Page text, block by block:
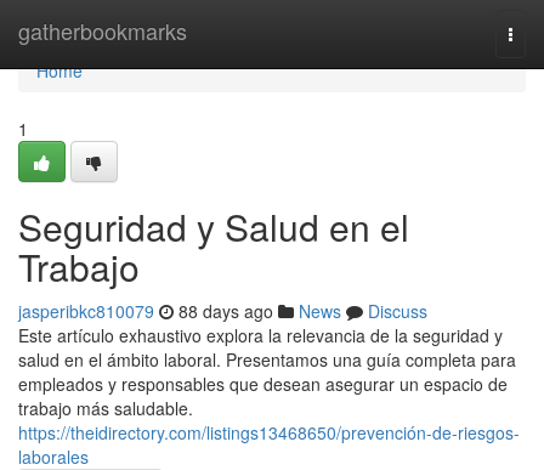
gatherbookmarks
Home
Home
1
Seguridad y Salud en el
Trabajo
jasperibkc810079 88 days ago News
Discuss
Este artículo exhaustivo explora la relevancia de la seguridad y
salud en el ámbito laboral. Presentamos una guía completa para
empleados y responsables que desean asegurar un espacio de
trabajo más saludable.
https://theidirectory.com/listings13468650/prevención-de-riesgos-
laborales